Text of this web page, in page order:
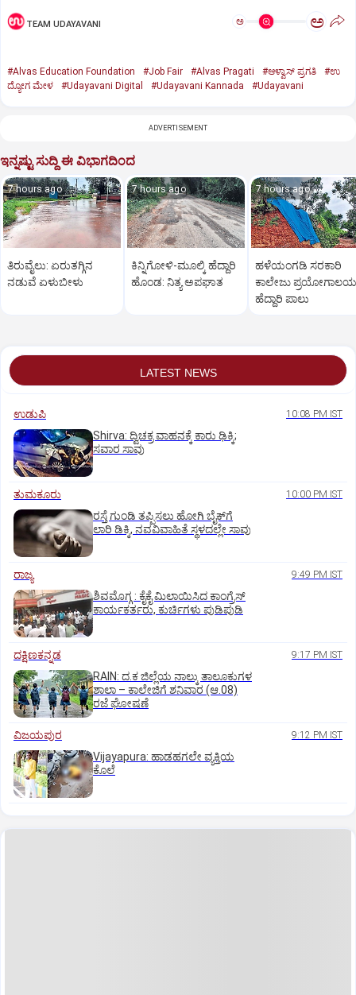
TEAM UDAYAVANI ಅ ಅ
#Alvas Education Foundation #Job Fair #Alvas Pragati #ಆಳ್ವಾಸ್‌ ಪ್ರಗತಿ
#ಉ
ದ್ಯೋಗ ಮೇಳ
#Udayavani Digital #Udayavani Kannada #Udayavani
ADVERTISEMENT
ಇನ್ನಷ್ಟು ಸುದ್ದಿ ಈ ವಿಭಾಗದಿಂದ
7 hours ago
ತಿರುವೈಲು: ಏರುತಗ್ಗಿನ
ನಡುವೆ ಏಳುಬೀಳು
7 hours ago
ಕಿನ್ನಿಗೋಳಿ-ಮೂಲ್ಕಿ ಹೆದ್ದಾರಿ
ಹೊಂಡ: ನಿತ್ಯ ಅಪಘಾತ
7 hours ago
ಹಳೆಯಂಗಡಿ ಸರಕಾರಿ
ಕಾಲೇಜು ಪ್ರಯೋಗಾಲಯ
ಹೆದ್ದಾರಿ ಪಾಲು
LATEST NEWS
ಉಡುಪಿ 10:08 PM IST
Shirva: ದ್ವಿಚಕ್ರ ವಾಹನಕ್ಕೆ ಕಾರು ಢಿಕ್ಕಿ;
ಸವಾರ ಸಾವು
ತುಮಕೂರು 10:00 PM IST
ರಸ್ತೆ ಗುಂಡಿ ತಪ್ಪಿಸಲು ಹೋಗಿ ಬೈಕ್‌ಗೆ
ಲಾರಿ ಡಿಕ್ಕಿ, ನವವಿವಾಹಿತೆ ಸ್ಥಳದಲ್ಲೇ ಸಾವು
ರಾಜ್ಯ 9:49 PM IST
ಶಿವಮೊಗ್ಗ : ಕೈಕೈ ಮಿಲಾಯಿಸಿದ ಕಾಂಗ್ರೆಸ್
ಕಾರ್ಯಕರ್ತರು, ಕುರ್ಚಿಗಳು ಪುಡಿಪುಡಿ
ದಕ್ಷಿಣಕನ್ನಡ 9:17 PM IST
RAIN: ದ.ಕ ಜಿಲ್ಲೆಯ ನಾಲ್ಕು ತಾಲೂಕುಗಳ
ಶಾಲಾ – ಕಾಲೇಜಿಗೆ ಶನಿವಾರ (ಆ.08)
ರಜೆ ಘೋಷಣೆ
ವಿಜಯಪುರ 9:12 PM IST
Vijayapura: ಹಾಡಹಗಲೇ ವ್ಯಕ್ತಿಯ
ಕೊಲೆ